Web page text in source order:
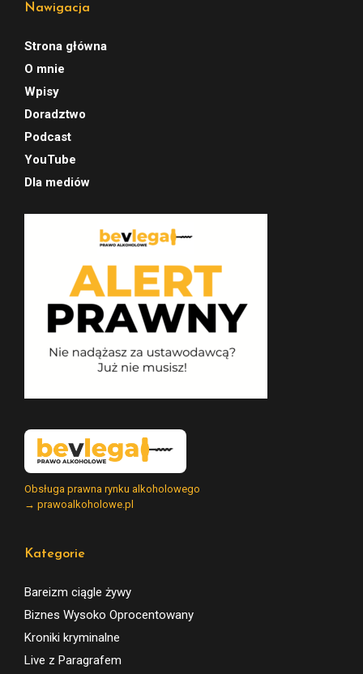
Nawigacja
Strona główna
O mnie
Wpisy
Doradztwo
Podcast
YouTube
Dla mediów
Obsługa prawna rynku alkoholowego
→ prawoalkoholowe.pl
Kategorie
Bareizm ciągle żywy
Biznes Wysoko Oprocentowany
Kroniki kryminalne
Live z Paragrafem